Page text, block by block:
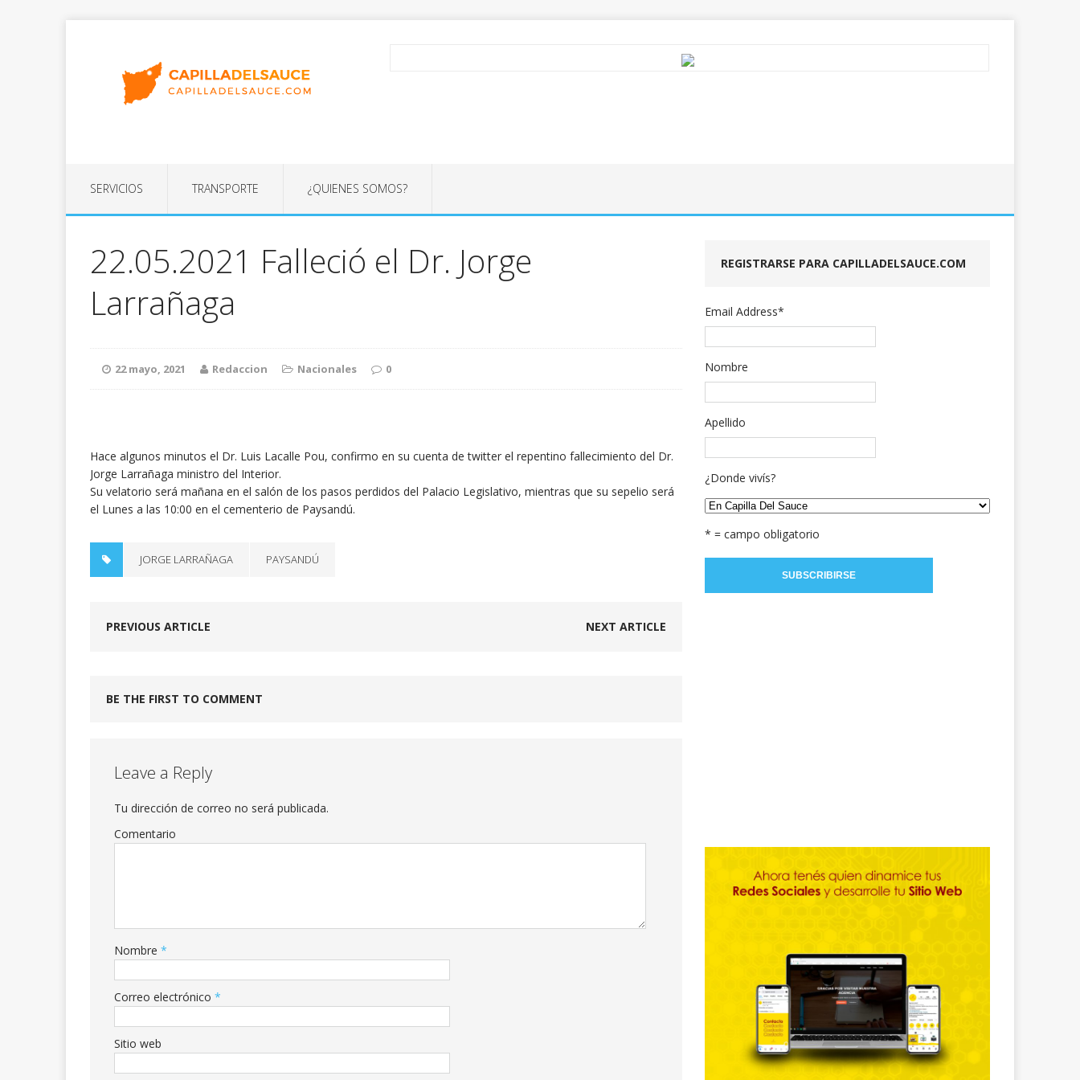
SERVICIOS TRANSPORTE ¿QUIENES SOMOS?
22.05.2021 Falleció el Dr. Jorge
Larrañaga
22 mayo, 2021 Redaccion Nacionales 0
Hace algunos minutos el Dr. Luis Lacalle Pou, confirmo en su cuenta de twitter el repentino fallecimiento del Dr.
Jorge Larrañaga ministro del Interior.
Su velatorio será mañana en el salón de los pasos perdidos del Palacio Legislativo, mientras que su sepelio será
el Lunes a las 10:00 en el cementerio de Paysandú.
JORGE LARRAÑAGA PAYSANDÚ
PREVIOUS ARTICLE NEXT ARTICLE
BE THE FIRST TO COMMENT
Leave a Reply
Tu dirección de correo no será publicada.
Comentario
Nombre *
Correo electrónico *
Sitio web
REGISTRARSE PARA CAPILLADELSAUCE.COM
Email Address*
Nombre
Apellido
¿Donde vivís?
* = campo obligatorio